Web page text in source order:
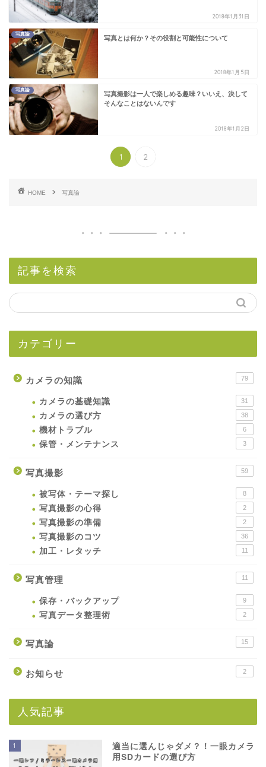
2018年1月31日
写真論
写真とは何か？その役割と可能性について
2018年1月5日
写真論
写真撮影は一人で楽しめる趣味？いいえ、決して
そんなことはないんです
2018年1月2日
1 2
HOME 写真論
記事を検索
カテゴリー
カメラの知識 79
カメラの基礎知識 31
カメラの選び方 38
機材トラブル 6
保管・メンテナンス 3
写真撮影 59
被写体・テーマ探し 8
写真撮影の心得 2
写真撮影の準備 2
写真撮影のコツ 36
加工・レタッチ 11
写真管理 11
保存・バックアップ 9
写真データ整理術 2
写真論 15
お知らせ 2
人気記事
1
適当に選んじゃダメ？！一眼カメラ
用SDカードの選び方